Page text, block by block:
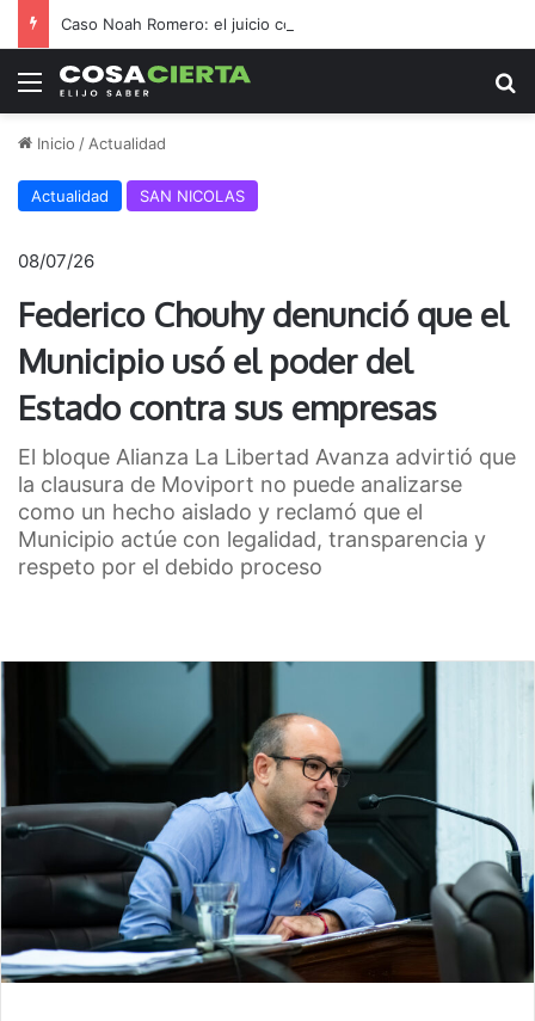
Menú
Inicio / Actualidad
Actualidad SAN NICOLAS
08/07/26
Federico Chouhy denunció que el
Municipio usó el poder del
Estado contra sus empresas
El bloque Alianza La Libertad Avanza advirtió que
la clausura de Moviport no puede analizarse
como un hecho aislado y reclamó que el
Municipio actúe con legalidad, transparencia y
respeto por el debido proceso